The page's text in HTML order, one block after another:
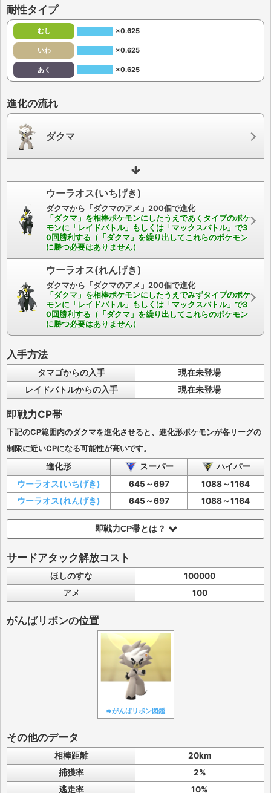
耐性タイプ
むし ×0.625
いわ ×0.625
あく ×0.625
進化の流れ
ダクマ
ウーラオス(いちげき)
ダクマから「ダクマのアメ」200個で進化
「ダクマ」を相棒ポケモンにしたうえであくタイプのポケ
モンに「レイドバトル」もしくは「マックスバトル」で3
0回勝利する（「ダクマ」を繰り出してこれらのポケモン
に勝つ必要はありません）
ウーラオス(れんげき)
ダクマから「ダクマのアメ」200個で進化
「ダクマ」を相棒ポケモンにしたうえでみずタイプのポケ
モンに「レイドバトル」もしくは「マックスバトル」で3
0回勝利する（「ダクマ」を繰り出してこれらのポケモン
に勝つ必要はありません）
入手方法
タマゴからの入手
現在未登場
レイドバトルからの入手
現在未登場
即戦力CP帯
下記のCP範囲内のダクマを進化させると、進化形ポケモンが各リーグの
制限に近いCPになる可能性が高いです。
進化形 スーパー
ハイパー
ウーラオス(いちげき)
645～697
1088～1164
ウーラオス(れんげき)
645～697 1088～1164
即戦力CP帯とは？
サードアタック解放コスト
ほしのすな
100000
アメ
100
がんばリボンの位置
⇒がんばリボン図鑑
その他のデータ
相棒距離
20km
捕獲率
2%
逃走率
10%